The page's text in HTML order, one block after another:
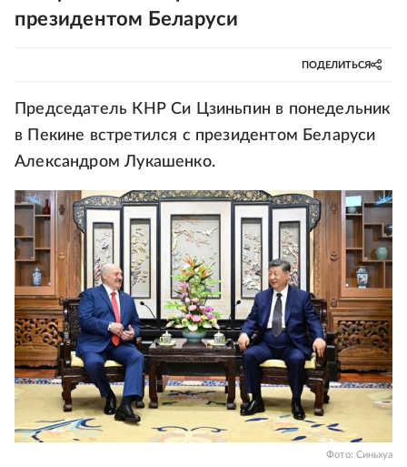
президентом Беларуси
ПОДЕЛИТЬСЯ
Председатель КНР Си Цзиньпин в понедельник
в Пекине встретился с президентом Беларуси
Александром Лукашенко.
Фото: Синьхуа